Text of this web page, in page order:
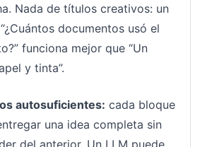
Nada de títulos creativos: un
documentos usó el
funciona mejor que “Un
y tinta”.
autosuficientes: cada bloque
una idea completa sin
del anterior. Un LLM puede